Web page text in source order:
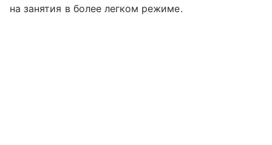
на занятия в более легком режиме.